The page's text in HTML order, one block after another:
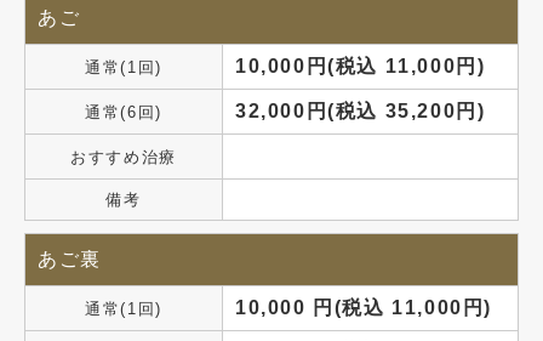
あご
通常(1回) 10,000円(税込 11,000円)
通常(6回) 32,000円(税込 35,200円)
おすすめ治療
備考
あご裏
通常(1回) 10,000 円(税込 11,000円)